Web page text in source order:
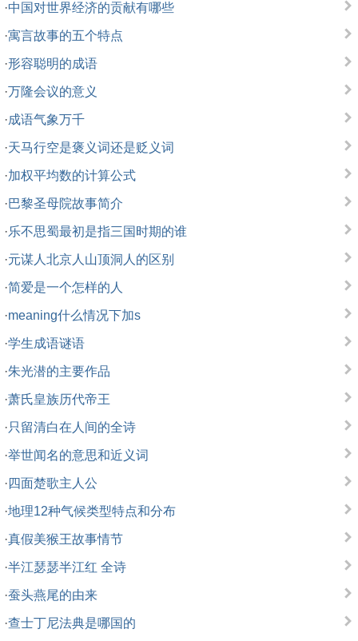
·中国对世界经济的贡献有哪些
·寓言故事的五个特点
·形容聪明的成语
·万隆会议的意义
·成语气象万千
·天马行空是褒义词还是贬义词
·加权平均数的计算公式
·巴黎圣母院故事简介
·乐不思蜀最初是指三国时期的谁
·元谋人北京人山顶洞人的区别
·简爱是一个怎样的人
·meaning什么情况下加s
·学生成语谜语
·朱光潜的主要作品
·萧氏皇族历代帝王
· 只留清白在人间的全诗
·举世闻名的意思和近义词
· 四面楚歌主人公
·地理12种气候类型特点和分布
·真假美猴王故事情节
·半江瑟瑟半江红 全诗
·蚕头燕尾的由来
·查士丁尼法典是哪国的